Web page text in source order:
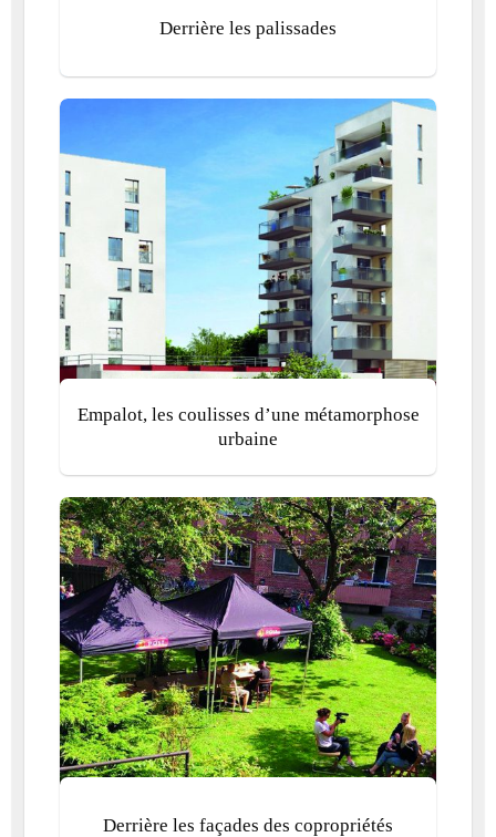
Derrière les palissades
Empalot, les coulisses d’une métamorphose
urbaine
Derrière les façades des copropriétés